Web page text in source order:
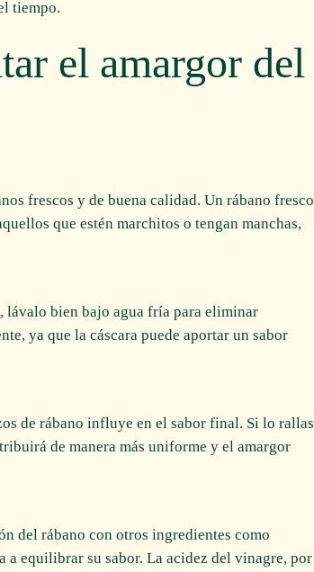
tiempo.
el amargor del
frescos y de buena calidad. Un rábano fresco
que estén marchitos o tengan manchas,
lávalo bien bajo agua fría para eliminar
ya que la cáscara puede aportar un sabor
de rábano influye en el sabor final. Si lo rallas
de manera más uniforme y el amargor
del rábano con otros ingredientes como
equilibrar su sabor. La acidez del vinagre, por